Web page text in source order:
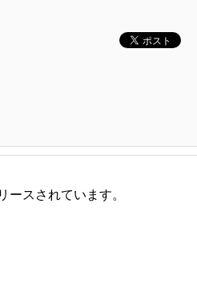
ースされています。